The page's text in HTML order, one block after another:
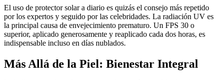
El uso de protector solar a diario es quizás el consejo más repetido
por los expertos y seguido por las celebridades. La radiación UV es
la principal causa de envejecimiento prematuro. Un FPS 30 o
superior, aplicado generosamente y reaplicado cada dos horas, es
indispensable incluso en días nublados.
Más Allá de la Piel: Bienestar Integral